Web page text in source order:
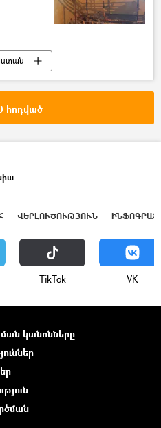
հոդված
ՎԵՐԼՈՒԾՈՒԹՅՈՒՆ
ТikТоk VK
կանոնները